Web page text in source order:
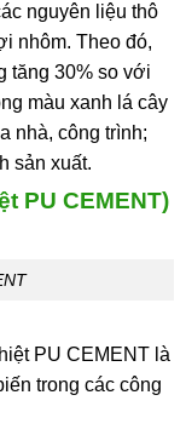
nguyên liệu thô
nhôm. Theo đó,
tăng 30% so với
màu xanh lá cây
nhà, công trình;
sản xuất.
PU CEMENT)
PU CEMENT là
trong các công